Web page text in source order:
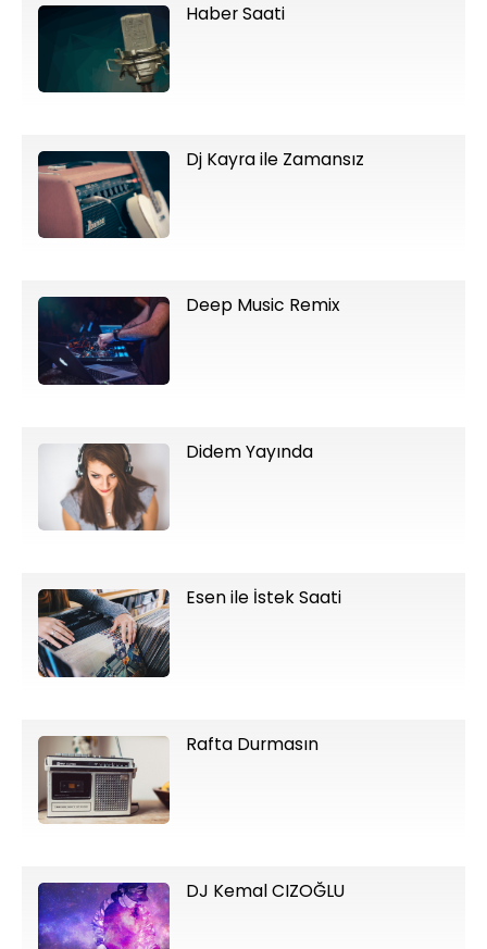
Haber Saati
Dj Kayra ile Zamansız
Deep Music Remix
Didem Yayında
Esen ile İstek Saati
Rafta Durmasın
DJ Kemal CIZOĞLU